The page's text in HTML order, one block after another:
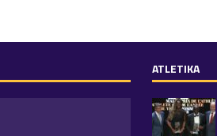
ATLETIKA